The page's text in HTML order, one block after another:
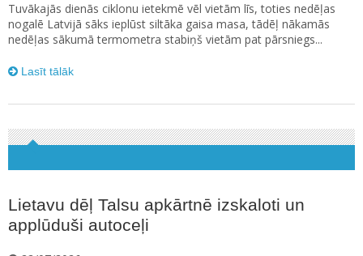
Tuvākajās dienās ciklonu ietekmē vēl vietām līs, toties nedēļas
nogalē Latvijā sāks ieplūst siltāka gaisa masa, tādēļ nākamās
nedēļas sākumā termometra stabiņš vietām pat pārsniegs...
Lasīt tālāk
Lietavu dēļ Talsu apkārtnē izskaloti un
applūduši autoceļi